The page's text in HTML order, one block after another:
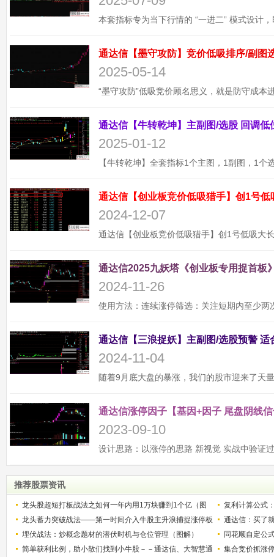
2025-05-14
2025-01-12
通达信【创业板竞价低吸猎手】创1号
2024-12-07
通达信2025九妖塔《创业板专用捉首板
2024-11-26
2024-11-04
通达信涨停因子【基因+因子 尾盘阴线
2023-09-10
推荐股票资讯
龙头股超短打板战法之如何一年内用1万块赚到1个亿（图
解）
复利计算公式
少？
龙头蓄力突破战法——第一时间介入牛股主升浪捕捉涨停板
的技巧（图解）
通达信：买了
埋伏战法：炒概念题材的潜伏时机与仓位管理（图解）
同花顺自定公
简单获利比例，助小散们找到小牛股－－通达信、大智慧通
集合竞价抓涨